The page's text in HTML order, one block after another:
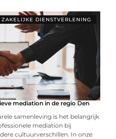
ZAKELIJKE DIENSTVERLENING
mediation in de regio Den
samenleving is het belangrijk
mediation bij
cultuurverschillen. In onze